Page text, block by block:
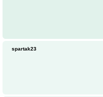
spartak23